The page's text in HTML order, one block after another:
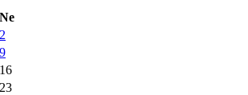
Ne
2
9
16
23